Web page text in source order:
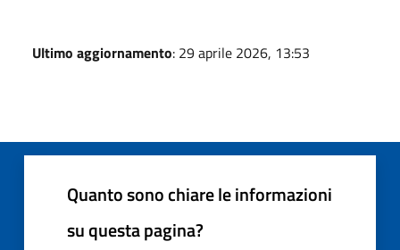
Ultimo aggiornamento: 29 aprile 2026, 13:53
Quanto sono chiare le informazioni
su questa pagina?